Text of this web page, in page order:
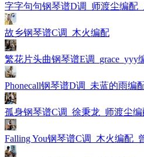
字字句句钢琴谱D调_师渡尘编配
故乡钢琴谱C调_木火编配
繁花片头曲钢琴谱E调_grace_yyy
Phonecall钢琴谱D调_未蓝的雨编
孤身钢琴谱C调_徐秉龙_师渡尘编
Falling You钢琴谱C调_木火编配_